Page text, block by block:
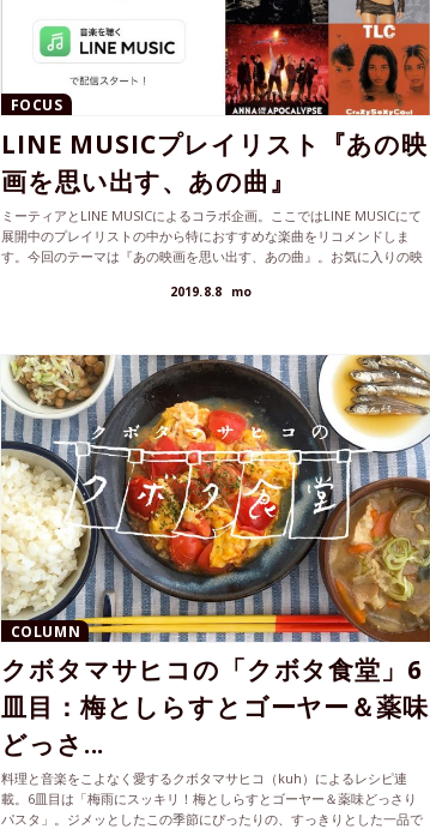
FOCUS
LINE MUSICプレイリスト『あの映
画を思い出す、あの曲』
ミーティアとLINE MUSICによるコラボ企画。ここではLINE MUSICにて
展開中のプレイリストの中から特におすすめな楽曲をリコメンドしま
す。今回のテーマは『あの映画を思い出す、あの曲』。お気に入りの映
2019.8.8 mo
COLUMN
クボタマサヒコの「クボタ食堂」6
皿目：梅としらすとゴーヤー＆薬味
どっさ...
料理と音楽をこよなく愛するクボタマサヒコ（kuh）によるレシピ連
載。6皿目は「梅雨にスッキリ！梅としらすとゴーヤー＆薬味どっさり
パスタ」。ジメッとしたこの季節にぴったりの、すっきりとした一品で